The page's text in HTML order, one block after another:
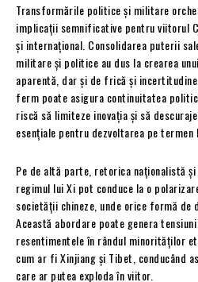
Transformările politice și militare
implicații semnificative pentru viitorul
și internațional. Consolidarea puterii
militare și politice au dus la crearea
aparentă, dar și de frică și
ferm poate asigura continuitatea
riscă să limiteze inovația și să
esențiale pentru dezvoltarea pe termen
Pe de altă parte, retorica naționalistă
regimul lui Xi pot conduce la o
societății chineze, unde orice formă de
Această abordare poate genera
resentimentele în rândul minorităților
cum ar fi Xinjiang și Tibet, conducând
care ar putea exploda în viitor.